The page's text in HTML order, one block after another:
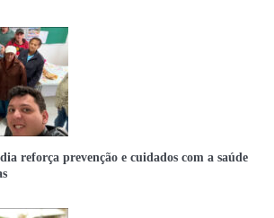
reforça prevenção e cuidados com a saúde